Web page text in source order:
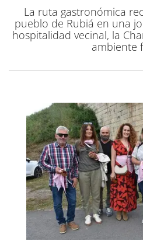
La ruta gastronómica
pueblo de Rubiá en una
hospitalidad vecinal, la
ambiente